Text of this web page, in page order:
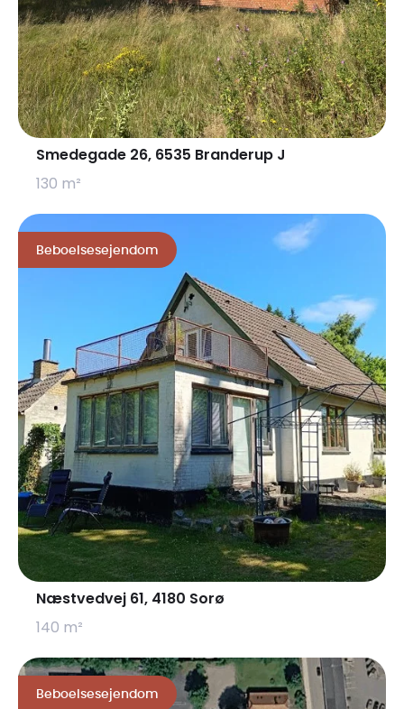
Smedegade 26, 6535 Branderup J
130 m²
Beboelsesejendom
Næstvedvej 61, 4180 Sorø
140 m²
Beboelsesejendom